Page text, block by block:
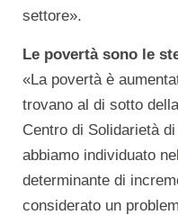
settore».
Le povertà sono le
«La povertà è
trovano al di sotto
Centro di Solidarietà
abbiamo individuato nel
determinante di
considerato un